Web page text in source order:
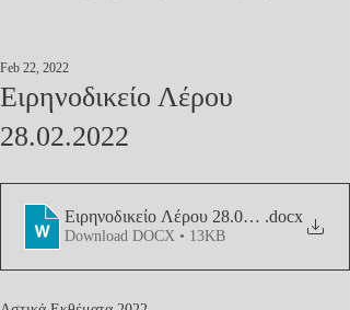
Ειρηνοδικείο Λέρου
28.02.2022
Feb 22, 2022
Ειρηνοδικείο Λέρου 28.02.2022
.docx
Download DOCX • 13KB